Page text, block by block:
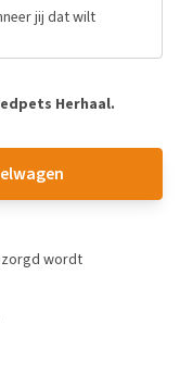
jij dat wilt
Herhaal.
wordt